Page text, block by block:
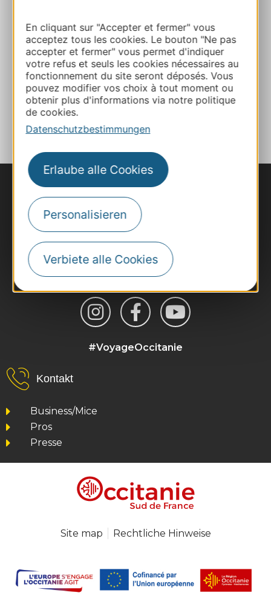
En cliquant sur "Accepter et fermer" vous
acceptez tous les cookies. Le bouton "Ne pas
accepter et fermer" vous permet d'indiquer
votre refus et seuls les cookies nécessaires au
fonctionnement du site seront déposés. Vous
pouvez modifier vos choix à tout moment ou
obtenir plus d'informations via notre politique
de cookies.
Datenschutzbestimmungen
Erlaube alle Cookies
Personalisieren
Verbiete alle Cookies
Webseite
Facebook
ZU MEINEN FAVORITEN
#VoyageOccitanie
Kontakt
Business/Mice
Pros
Presse
Site map Rechtliche Hinweise